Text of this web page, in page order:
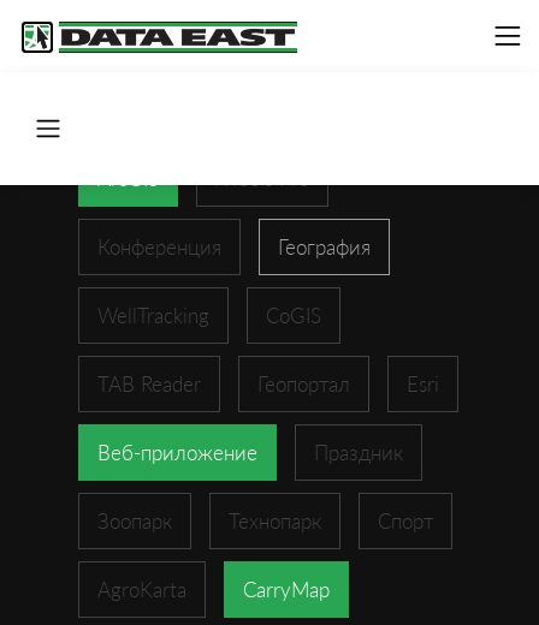
Конференция География
WellTracking CoGIS
TAB Reader Геопортал Esri
Веб-приложение Праздник
Зоопарк Технопарк Спорт
AgroKarta CarryMap